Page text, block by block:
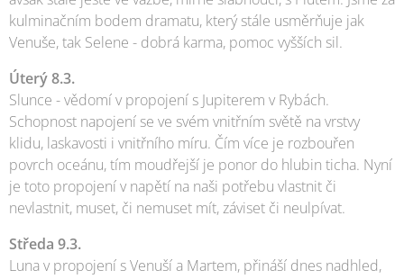
kulminačním bodem dramatu, který stále usměrňuje jak
Venuše, tak Selene - dobrá karma, pomoc vyšších sil.
Úterý 8.3.
Slunce - vědomí v propojení s Jupiterem v Rybách.
Schopnost napojení se ve svém vnitřním světě na vrstvy
klidu, laskavosti i vnitřního míru. Čím více je rozbouřen
povrch oceánu, tím moudřejší je ponor do hlubin ticha. Nyní
je toto propojení v napětí na naši potřebu vlastnit či
nevlastnit, muset, či nemuset mít, záviset či neulpívat.
Středa 9.3.
Luna v propojení s Venuší a Martem, přináší dnes nadhled,